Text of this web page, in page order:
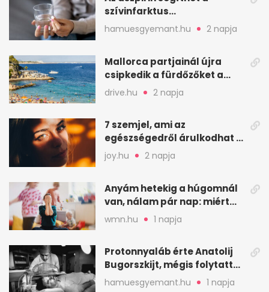
szívinfarktus
megelőzésében, de nem
mindenkinek
hamuesgyemant.hu 2 napja
Mallorca partjainál újra
csipkedik a fürdőzőket a
halak a sekély vízben
drive.hu 2 napja
7 szemjel, ami az
egészségedről árulkodhat –
erre figyelj oda
joy.hu 2 napja
Anyám hetekig a húgomnál
van, nálam pár nap: miért
fáj ennyire?
wmn.hu 1 napja
Protonnyaláb érte Anatolij
Bugorszkijt, mégis folytatta
a munkát
hamuesgyemant.hu 1 napja